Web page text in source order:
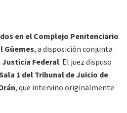
en el Complejo Penitenciario
Güemes, a disposición conjunta
Justicia Federal. El juez dispuso
1 del Tribunal de Juicio de
, que intervino originalmente